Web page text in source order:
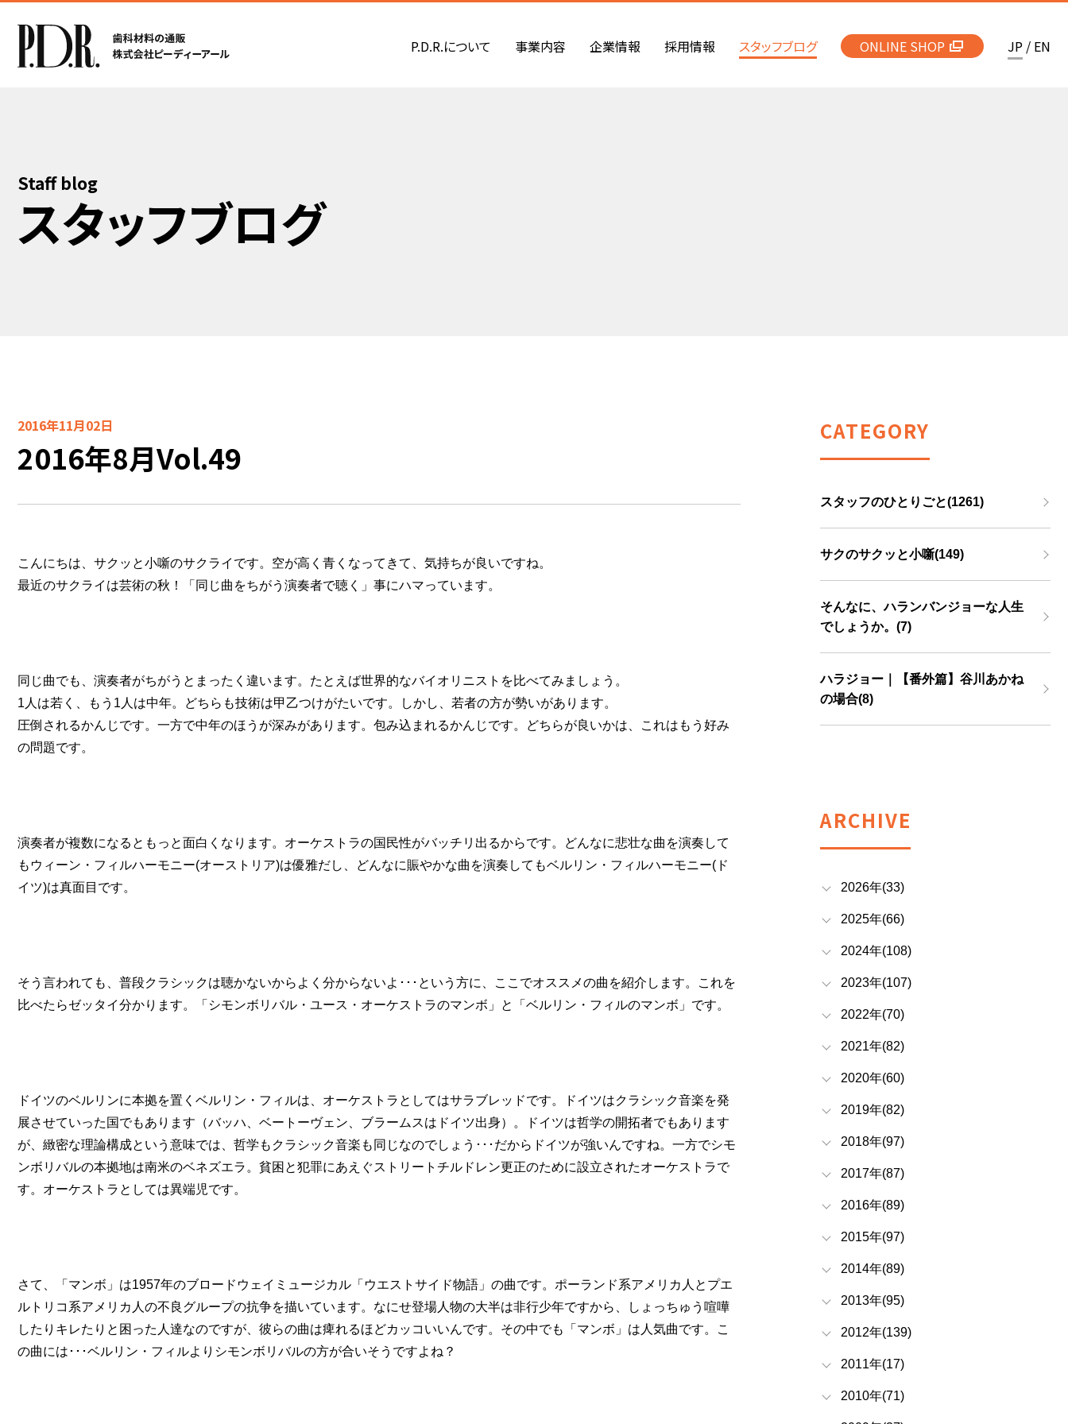
P.D.R.について 事業内容 企業情報 採用情報 スタッフブログ ONLINE SHOP JP / EN
Staff blog
スタッフブログ
2016年11月02日
2016年8月Vol.49
こんにちは、サクッと小噺のサクライです。空が高く青くなってきて、気持ちが良いですね。
最近のサクライは芸術の秋！「同じ曲をちがう演奏者で聴く」事にハマっています。
同じ曲でも、演奏者がちがうとまったく違います。たとえば世界的なバイオリニストを比べてみましょう。
1人は若く、もう1人は中年。どちらも技術は甲乙つけがたいです。しかし、若者の方が勢いがあります。
圧倒されるかんじです。一方で中年のほうが深みがあります。包み込まれるかんじです。どちらが良いかは、これはもう好み
の問題です。
演奏者が複数になるともっと面白くなります。オーケストラの国民性がバッチリ出るからです。どんなに悲壮な曲を演奏して
もウィーン・フィルハーモニー(オーストリア)は優雅だし、どんなに賑やかな曲を演奏してもベルリン・フィルハーモニー(ド
イツ)は真面目です。
そう言われても、普段クラシックは聴かないからよく分からないよ･･･という方に、ここでオススメの曲を紹介します。これを
比べたらゼッタイ分かります。「シモンボリバル・ユース・オーケストラのマンボ」と「ベルリン・フィルのマンボ」です。
ドイツのベルリンに本拠を置くベルリン・フィルは、オーケストラとしてはサラブレッドです。ドイツはクラシック音楽を発
展させていった国でもあります（バッハ、ベートーヴェン、ブラームスはドイツ出身）。ドイツは哲学の開拓者でもあります
が、緻密な理論構成という意味では、哲学もクラシック音楽も同じなのでしょう･･･だからドイツが強いんですね。一方でシモ
ンボリバルの本拠地は南米のベネズエラ。貧困と犯罪にあえぐストリートチルドレン更正のために設立されたオーケストラで
す。オーケストラとしては異端児です。
さて、「マンボ」は1957年のブロードウェイミュージカル「ウエストサイド物語」の曲です。ポーランド系アメリカ人とプエ
ルトリコ系アメリカ人の不良グループの抗争を描いています。なにせ登場人物の大半は非行少年ですから、しょっちゅう喧嘩
したりキレたりと困った人達なのですが、彼らの曲は痺れるほどカッコいいんです。その中でも「マンボ」は人気曲です。こ
の曲には･･･ベルリン・フィルよりシモンボリバルの方が合いそうですよね？
CATEGORY
スタッフのひとりごと(1261)
サクのサクッと小噺(149)
そんなに、ハランバンジョーな人生
でしょうか。(7)
ハラジョー｜【番外篇】谷川あかね
の場合(8)
ARCHIVE
2026年(33)
2025年(66)
2024年(108)
2023年(107)
2022年(70)
2021年(82)
2020年(60)
2019年(82)
2018年(97)
2017年(87)
2016年(89)
2015年(97)
2014年(89)
2013年(95)
2012年(139)
2011年(17)
2010年(71)